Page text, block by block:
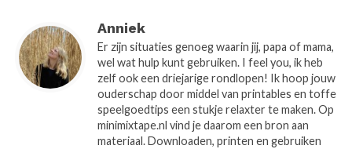
Anniek
Er zijn situaties genoeg waarin jij, papa of mama,
wel wat hulp kunt gebruiken. I feel you, ik heb
zelf ook een driejarige rondlopen! Ik hoop jouw
ouderschap door middel van printables en toffe
speelgoedtips een stukje relaxter te maken. Op
minimixtape.nl vind je daarom een bron aan
materiaal. Downloaden, printen en gebruiken